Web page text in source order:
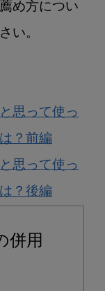
め方につい
い。
思って使っ
？前編
思って使っ
？後編
併用